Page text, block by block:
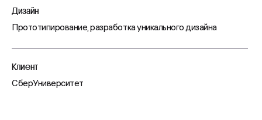
Дизайн
Прототипирование, разработка уникального дизайна
Клиент
СберУниверситет